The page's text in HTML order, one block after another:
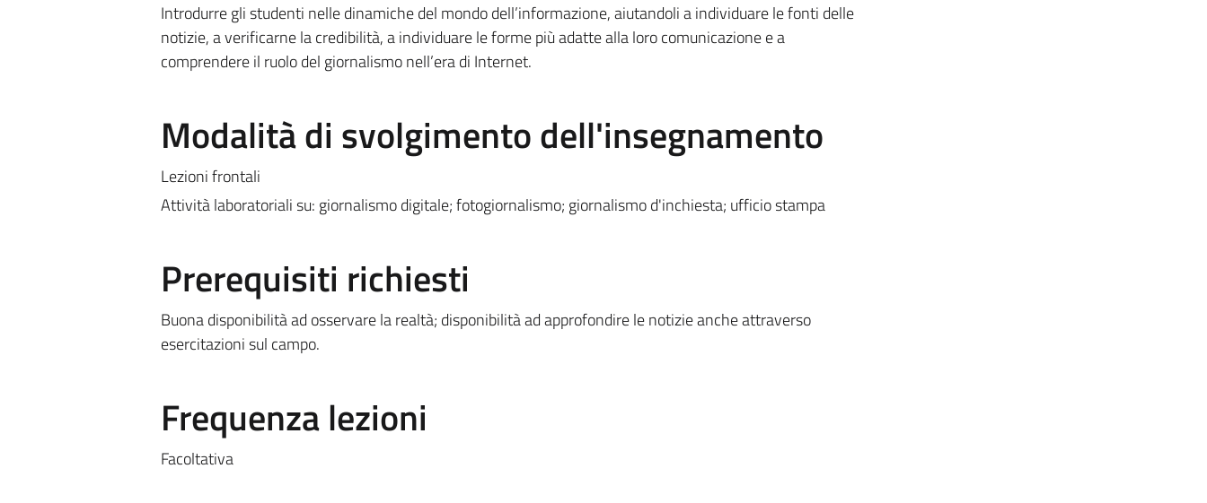
Introdurre gli studenti nelle dinamiche del mondo dell’informazione, aiutandoli a individuare le fonti delle
notizie, a verificarne la credibilità, a individuare le forme più adatte alla loro comunicazione e a
comprendere il ruolo del giornalismo nell’era di Internet.
Modalità di svolgimento dell'insegnamento
Lezioni frontali
Attività laboratoriali su: giornalismo digitale; fotogiornalismo; giornalismo d'inchiesta; ufficio stampa
Prerequisiti richiesti
Buona disponibilità ad osservare la realtà; disponibilità ad approfondire le notizie anche attraverso
esercitazioni sul campo.
Frequenza lezioni
Facoltativa